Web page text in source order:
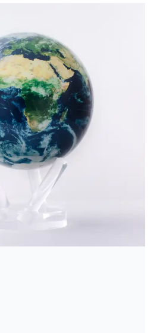
avanture i stvoriti jedinstveni
uredu. Istražite sada i
ruke!